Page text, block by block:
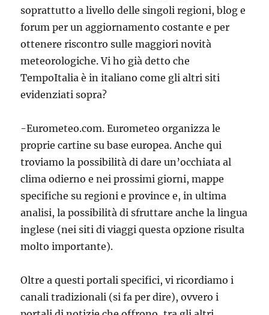
soprattutto a livello delle singoli regioni, blog e
forum per un aggiornamento costante e per
ottenere riscontro sulle maggiori novità
meteorologiche. Vi ho già detto che
TempoItalia è in italiano come gli altri siti
evidenziati sopra?
-Eurometeo.com. Eurometeo organizza le
proprie cartine su base europea. Anche qui
troviamo la possibilità di dare un’occhiata al
clima odierno e nei prossimi giorni, mappe
specifiche su regioni e province e, in ultima
analisi, la possibilità di sfruttare anche la lingua
inglese (nei siti di viaggi questa opzione risulta
molto importante).
Oltre a questi portali specifici, vi ricordiamo i
canali tradizionali (si fa per dire), ovvero i